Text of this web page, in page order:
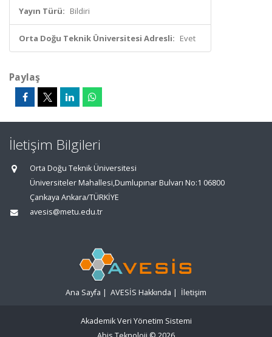
Yayın Türü: Bildiri
Orta Doğu Teknik Üniversitesi Adresli: Evet
Paylaş
İletişim Bilgileri
Orta Doğu Teknik Üniversitesi
Üniversiteler Mahallesi,Dumlupınar Bulvarı No:1 06800
Çankaya Ankara/TÜRKİYE
avesis@metu.edu.tr
Ana Sayfa | AVESİS Hakkında | İletişim
Akademik Veri Yönetim Sistemi